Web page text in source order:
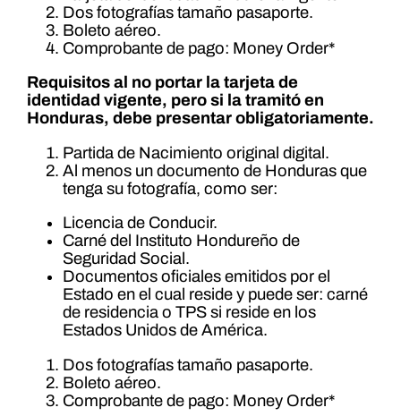
Dos fotografías tamaño pasaporte.
Boleto aéreo.
Comprobante de pago: Money Order*
Requisitos al no portar la tarjeta de
identidad vigente, pero si la tramitó en
Honduras, debe presentar obligatoriamente.
Partida de Nacimiento original digital.
Al menos un documento de Honduras que
tenga su fotografía, como ser:
Licencia de Conducir.
Carné del Instituto Hondureño de
Seguridad Social.
Documentos oficiales emitidos por el
Estado en el cual reside y puede ser: carné
de residencia o TPS si reside en los
Estados Unidos de América.
Dos fotografías tamaño pasaporte.
Boleto aéreo.
Comprobante de pago: Money Order*